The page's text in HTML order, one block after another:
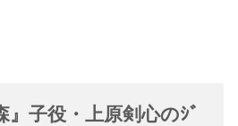
』子役・上原剣心のｼﾞ